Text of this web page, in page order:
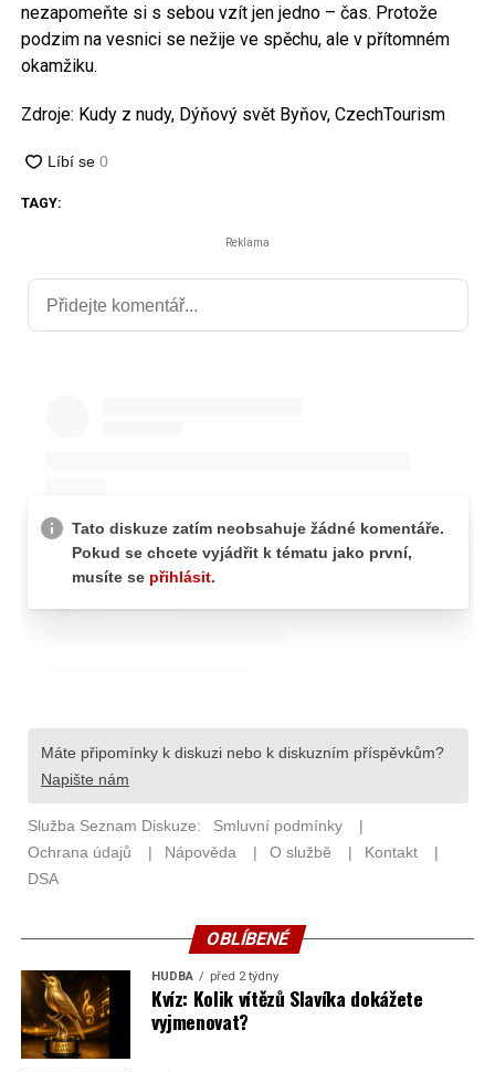
nezapomeňte si s sebou vzít jen jedno – čas. Protože
podzim na vesnici se nežije ve spěchu, ale v přítomném
okamžiku.
Zdroje: Kudy z nudy, Dýňový svět Byňov, CzechTourism
TAGY:
Reklama
OBLÍBENÉ
HUDBA před 2 týdny
Kvíz: Kolik vítězů Slavíka dokážete
vyjmenovat?